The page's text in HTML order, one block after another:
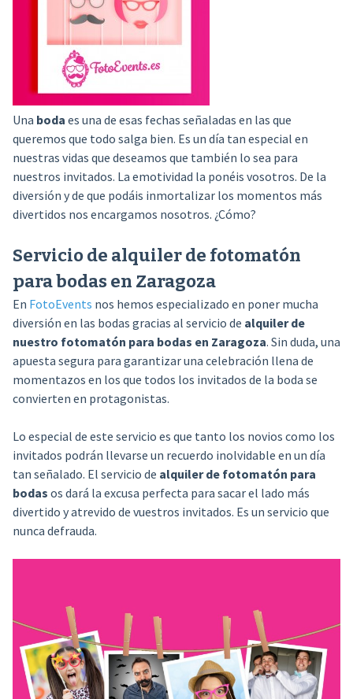
Una boda es una de esas fechas señaladas en las que
queremos que todo salga bien. Es un día tan especial en
nuestras vidas que deseamos que también lo sea para
nuestros invitados. La emotividad la ponéis vosotros. De la
diversión y de que podáis inmortalizar los momentos más
divertidos nos encargamos nosotros. ¿Cómo?
Servicio de alquiler de fotomatón
para bodas en Zaragoza
En FotoEvents nos hemos especializado en poner mucha
diversión en las bodas gracias al servicio de alquiler de
nuestro fotomatón para bodas en Zaragoza. Sin duda, una
apuesta segura para garantizar una celebración llena de
momentazos en los que todos los invitados de la boda se
convierten en protagonistas.
Lo especial de este servicio es que tanto los novios como los
invitados podrán llevarse un recuerdo inolvidable en un día
tan señalado. El servicio de alquiler de fotomatón para
bodas os dará la excusa perfecta para sacar el lado más
divertido y atrevido de vuestros invitados. Es un servicio que
nunca defrauda.